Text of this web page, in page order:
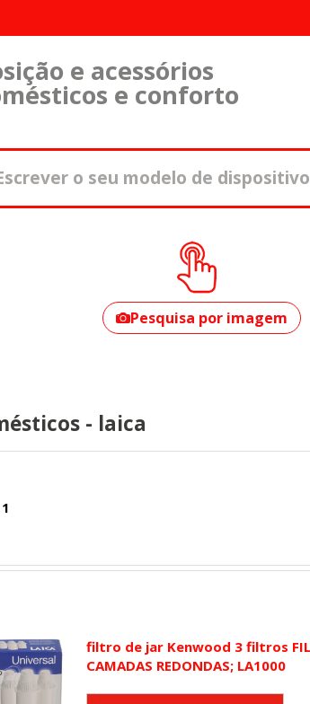
e acessórios
e conforto
seu modelo?
Pesquisa por imagem
- laica
filtro de jar Kenwood 3 filtros
CAMADAS REDONDAS; LA1000